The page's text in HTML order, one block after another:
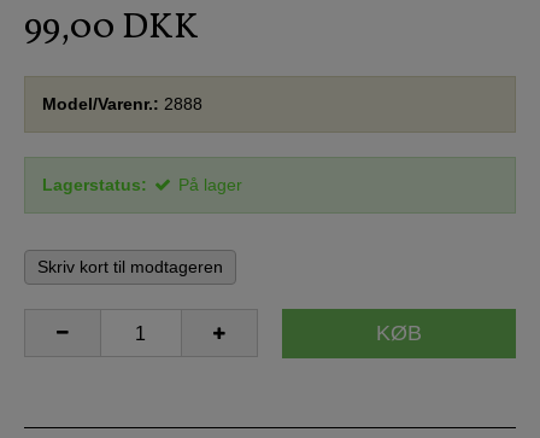
99,00 DKK
Model/Varenr.: 2888
Lagerstatus: På lager
Skriv kort til modtageren
KØB